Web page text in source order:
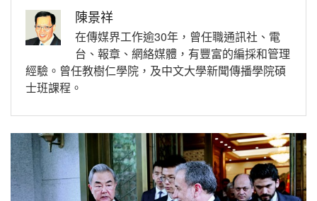
陳景祥
在傳媒界工作逾30年，曾任職通訊社、電
台、報章、網絡媒體，有豐富的編採和管理
經驗。曾任教樹仁學院，及中文大學新聞傳播學院碩
士班課程。